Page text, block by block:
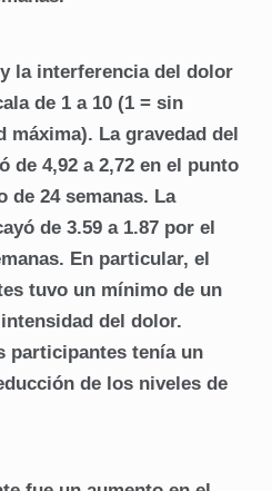
la interferencia del dolor
de 1 a 10 (1 = sin
máxima). La gravedad del
de 4,92 a 2,72 en el punto
de 24 semanas. La
de 3.59 a 1.87 por el
En particular, el
tuvo un mínimo de un
del dolor.
participantes tenía un
de los niveles de